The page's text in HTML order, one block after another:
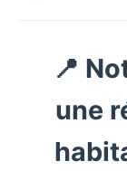
📍
une